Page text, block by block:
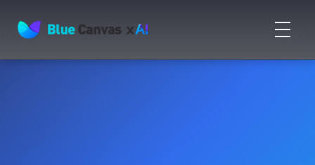
BLUECANVAS
메
뉴
기